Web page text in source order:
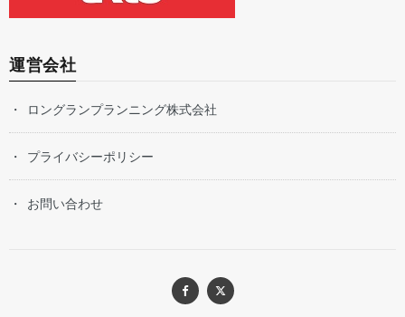
運営会社
ロングランプランニング株式会社
プライバシーポリシー
お問い合わせ